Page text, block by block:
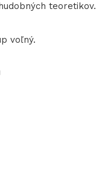
teoretikov.
voľný.